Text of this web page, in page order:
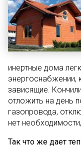
инертные дома
энергоснабжении,
зависящие.
отложить на день
газопровода,
нет
Так что же дает